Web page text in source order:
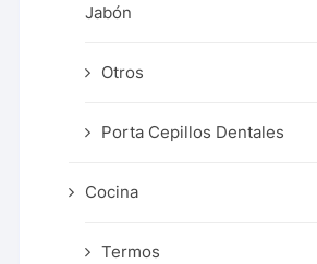
Jabón
Otros
Porta Cepillos Dentales
Cocina
Termos